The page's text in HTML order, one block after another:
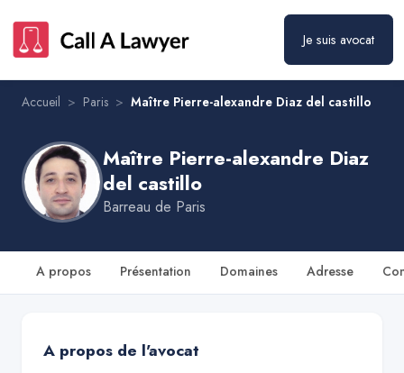
Je suis avocat
Accueil > Paris > Maître Pierre-alexandre Diaz del castillo
Maître Pierre-alexandre Diaz
del castillo
Barreau de Paris
A propos Présentation Domaines Adresse
A propos de l'avocat